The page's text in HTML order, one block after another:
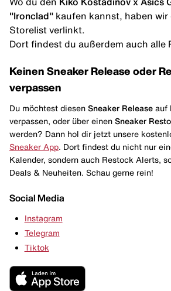
"Ironclad" kaufen kannst, haben wir
Storelist verlinkt.
Dort findest du außerdem auch alle
Keinen Sneaker Release oder
verpassen
Du möchtest diesen Sneaker Release auf
verpassen, oder über einen Sneaker
werden? Dann hol dir jetzt unsere
Sneaker App . Dort findest du nicht nur
Kalender, sondern auch Restock Alerts,
Deals & Neuheiten. Schau gerne rein!
Social Media
Instagram
Telegram
Tiktok